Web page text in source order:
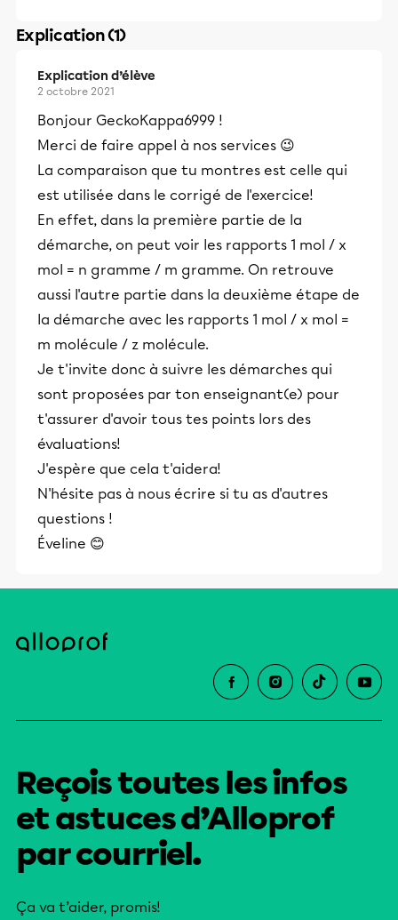
Explication (1)
Explication d’élève
2 octobre 2021
Bonjour GeckoKappa6999 !
Merci de faire appel à nos services 😉
La comparaison que tu montres est celle qui
est utilisée dans le corrigé de l'exercice!
En effet, dans la première partie de la
démarche, on peut voir les rapports 1 mol / x
mol = n gramme / m gramme. On retrouve
aussi l'autre partie dans la deuxième étape de
la démarche avec les rapports 1 mol / x mol =
m molécule / z molécule.
Je t'invite donc à suivre les démarches qui
sont proposées par ton enseignant(e) pour
t'assurer d'avoir tous tes points lors des
évaluations!
J'espère que cela t'aidera!
N'hésite pas à nous écrire si tu as d'autres
questions !
Éveline 😊
Reçois toutes les infos
et astuces d’Alloprof
par courriel.
Ça va t’aider, promis!